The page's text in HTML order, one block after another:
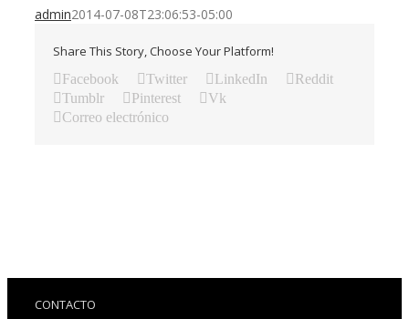
admin2014-07-08T23:06:53-05:00
Share This Story, Choose Your Platform!
Facebook Twitter LinkedIn
Reddit
Tumblr
Pinterest
Vk
Correo electrónico
CONTACTO